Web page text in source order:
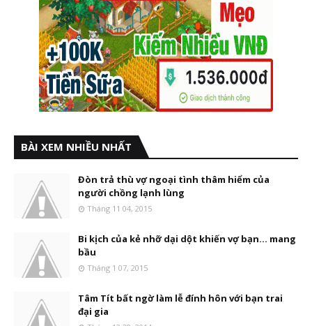
BÀI XEM NHIỀU NHẤT
Đòn trả thù vợ ngoại tình thâm hiểm của
người chồng lạnh lùng
Tháng 11 04, 2015
Bi kịch của kẻ nhỡ dại dột khiến vợ bạn... mang
bầu
Tháng 1 07, 2015
Tâm Tít bất ngờ làm lễ đính hôn với bạn trai
đại gia